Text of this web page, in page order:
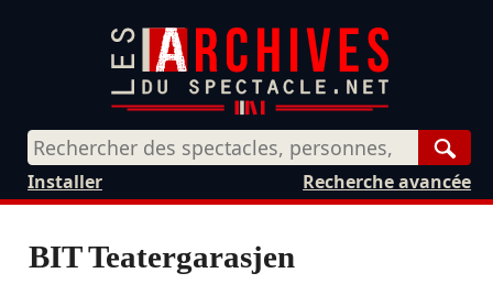
Recherche avancée
Installer
BIT Teatergarasjen